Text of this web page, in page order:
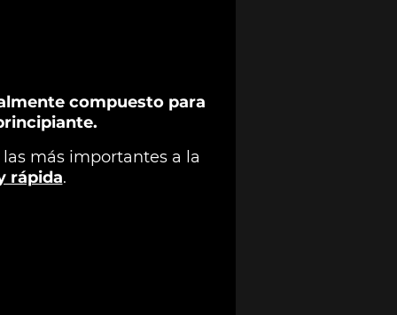
compuesto para
más importantes a la
rápida.